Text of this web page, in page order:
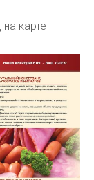
карте